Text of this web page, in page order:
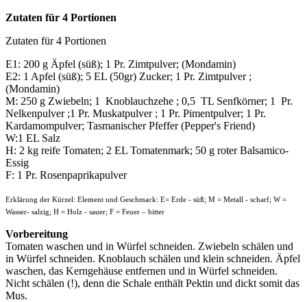
Zutaten für 4 Portionen
Zutaten für 4 Portionen
E1: 200 g Äpfel (süß); 1 Pr. Zimtpulver; (Mondamin)
E2: 1 Apfel (süß); 5 EL (50gr) Zucker; 1 Pr. Zimtpulver ;
(Mondamin)
M: 250 g Zwiebeln; 1 Knoblauchzehe ; 0,5 TL Senfkörner; 1 Pr.
Nelkenpulver ;1 Pr. Muskatpulver ; 1 Pr. Pimentpulver; 1 Pr.
Kardamompulver; Tasmanischer Pfeffer (Pepper's Friend)
W:1 EL Salz
H: 2 kg reife Tomaten; 2 EL Tomatenmark; 50 g roter Balsamico-
Essig
F: 1 Pr. Rosenpaprikapulver
Erklärung der Kürzel: Element und Geschmack: E= Erde - süß; M = Metall - scharf; W =
Wasser- salzig; H = Holz - sauer; F = Feuer – bitter
Vorbereitung
Tomaten waschen und in Würfel schneiden. Zwiebeln schälen und
in Würfel schneiden. Knoblauch schälen und klein schneiden. Äpfel
waschen, das Kerngehäuse entfernen und in Würfel schneiden.
Nicht schälen (!), denn die Schale enthält Pektin und dickt somit das
Mus.